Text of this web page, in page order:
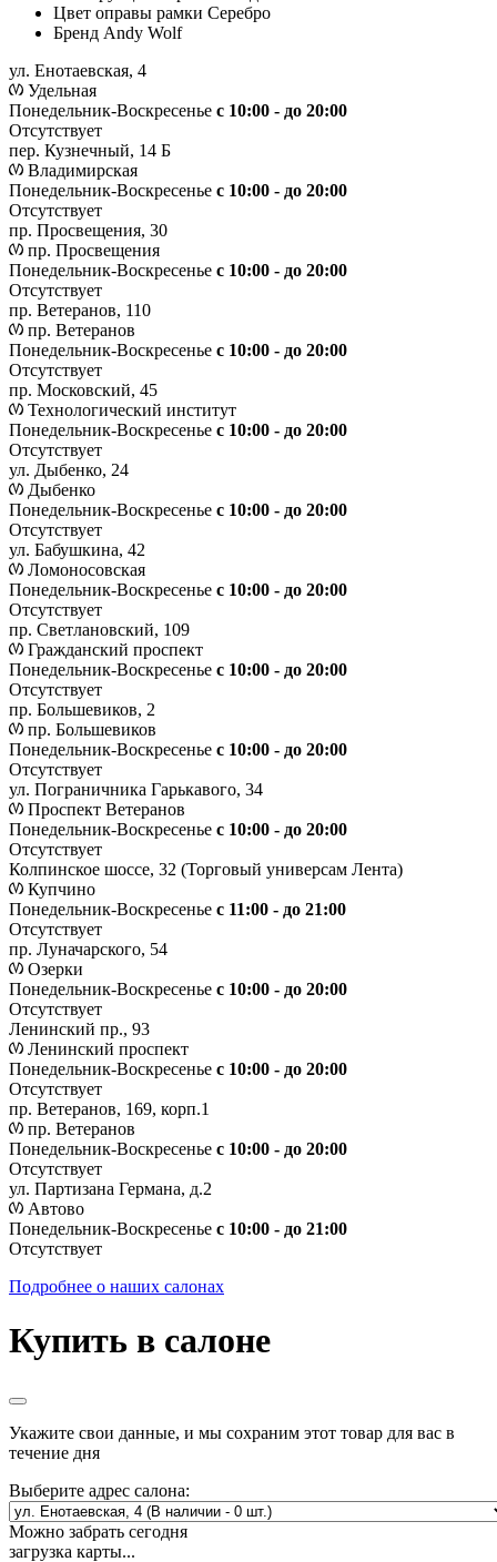
Цвет оправы рамки Серебро
Бренд Andy Wolf
ул. Енотаевская, 4
Удельная
Понедельник-Воскресенье с 10:00 - до 20:00
Отсутствует
пер. Кузнечный, 14 Б
Владимирская
Понедельник-Воскресенье с 10:00 - до 20:00
Отсутствует
пр. Просвещения, 30
пр. Просвещения
Понедельник-Воскресенье c 10:00 - до 20:00
Отсутствует
пр. Ветеранов, 110
пр. Ветеранов
Понедельник-Воскресенье с 10:00 - до 20:00
Отсутствует
пр. Московский, 45
Технологический институт
Понедельник-Воскресенье с 10:00 - до 20:00
Отсутствует
ул. Дыбенко, 24
Дыбенко
Понедельник-Воскресенье с 10:00 - до 20:00
Отсутствует
ул. Бабушкина, 42
Ломоносовская
Понедельник-Воскресенье с 10:00 - до 20:00
Отсутствует
пр. Светлановский, 109
Гражданский проспект
Понедельник-Воскресенье с 10:00 - до 20:00
Отсутствует
пр. Большевиков, 2
пр. Большевиков
Понедельник-Воскресенье с 10:00 - до 20:00
Отсутствует
ул. Пограничника Гарькавого, 34
Проспект Ветеранов
Понедельник-Воскресенье с 10:00 - до 20:00
Отсутствует
Колпинское шоссе, 32 (Торговый универсам Лента)
Купчино
Понедельник-Воскресенье с 11:00 - до 21:00
Отсутствует
пр. Луначарского, 54
Озерки
Понедельник-Воскресенье с 10:00 - до 20:00
Отсутствует
Ленинский пр., 93
Ленинский проспект
Понедельник-Воскресенье с 10:00 - до 20:00
Отсутствует
пр. Ветеранов, 169, корп.1
пр. Ветеранов
Понедельник-Воскресенье с 10:00 - до 20:00
Отсутствует
ул. Партизана Германа, д.2
Автово
Понедельник-Воскресенье с 10:00 - до 21:00
Отсутствует
Подробнее о наших салонах
Купить в салоне
Укажите свои данные, и мы сохраним этот товар для вас в
течение дня
Выберите адрес салона:
Можно забрать сегодня
загрузка карты...